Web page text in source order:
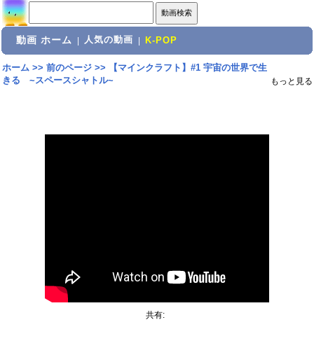
動画 ホーム 人気の動画 K-POP
ホーム>> 前のページ>>
【マインクラフト】#1 宇宙の世界で生
きる ~スペースシャトル~
もっと見る
共有: